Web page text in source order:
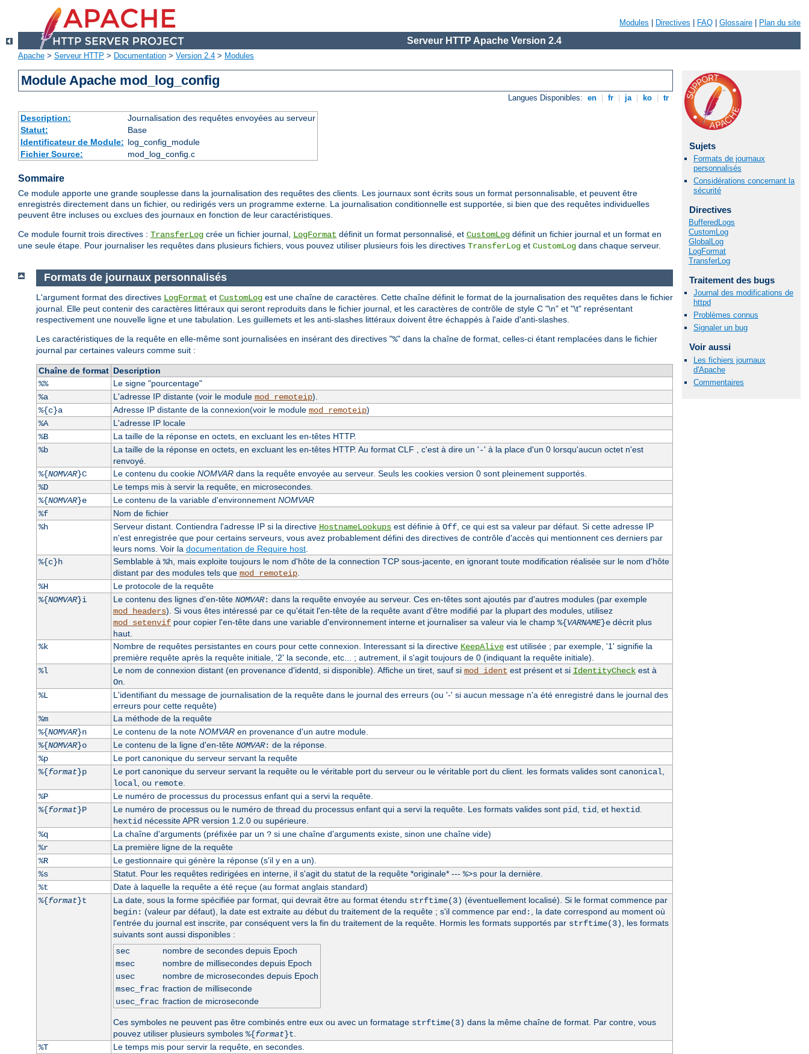
Modules Directives FAQ Glossaire Plan du site
Serveur HTTP Apache Version 2.4
Apache > Serveur HTTP > Documentation > Version 2.4 > Modules
Module Apache mod_log_config
Langues Disponibles: en fr ja ko tr
Description:
Journalisation des requêtes envoyées au serveur
Statut:
Base
Identificateur de Module: log_config_module
Fichier Source:
mod_log_config.c
Sommaire
Ce module apporte une grande souplesse dans la journalisation des requêtes des clients. Les journaux sont écrits sous un format personnalisable, et peuvent être
enregistrés directement dans un fichier, ou redirigés vers un programme externe. La journalisation conditionnelle est supportée, si bien que des requêtes individuelles
peuvent être incluses ou exclues des journaux en fonction de leur caractéristiques.
Ce module fournit trois directives : TransferLog crée un fichier journal, LogFormat définit un format personnalisé, et CustomLog définit un fichier journal et un format en
une seule étape. Pour journaliser les requêtes dans plusieurs fichiers, vous pouvez utiliser plusieurs fois les directives TransferLog et CustomLog dans chaque serveur.
Sujets
Formats de journaux
personnalisés
Considérations concernant la
sécurité
Directives
BufferedLogs
CustomLog
GlobalLog
LogFormat
TransferLog
Traitement des bugs
Journal des modifications de
httpd
Problèmes connus
Signaler un bug
Voir aussi
Les fichiers journaux
d'Apache
Commentaires
Formats de journaux personnalisés
L'argument format des directives LogFormat et CustomLog est une chaîne de caractères. Cette chaîne définit le format de la journalisation des requêtes dans le fichier
journal. Elle peut contenir des caractères littéraux qui seront reproduits dans le fichier journal, et les caractères de contrôle de style C "\n" et "\t" représentant
respectivement une nouvelle ligne et une tabulation. Les guillemets et les anti-slashes littéraux doivent être échappés à l'aide d'anti-slashes.
Les caractéristiques de la requête en elle-même sont journalisées en insérant des directives "%" dans la chaîne de format, celles-ci étant remplacées dans le fichier
journal par certaines valeurs comme suit :
Chaîne de format Description
%%
Le signe "pourcentage"
%a
L'adresse IP distante (voir le module mod_remoteip).
%{c}a
Adresse IP distante de la connexion(voir le module mod_remoteip)
%A
L'adresse IP locale
%B
La taille de la réponse en octets, en excluant les en-têtes HTTP.
%b
La taille de la réponse en octets, en excluant les en-têtes HTTP. Au format CLF , c'est à dire un '-' à la place d'un 0 lorsqu'aucun octet n'est
renvoyé.
%{NOMVAR}C Le contenu du cookie NOMVARdans la requête envoyée au serveur. Seuls les cookies version 0 sont pleinement supportés.
%D
Le temps mis à servir la requête, en microsecondes.
%{NOMVAR}e Le contenu de la variable d'environnement NOMVAR
%f
Nom de fichier
%h
Serveur distant. Contiendra l'adresse IP si la directive HostnameLookupsest définie à Off, ce qui est sa valeur par défaut. Si cette adresse IP
n'est enregistrée que pour certains serveurs, vous avez probablement défini des directives de contrôle d'accès qui mentionnent ces derniers par
leurs noms. Voir la documentation de Require host.
%{c}h
Semblable à %h, mais exploite toujours le nom d'hôte de la connection TCP sous-jacente, en ignorant toute modification réalisée sur le nom d'hôte
distant par des modules tels que mod_remoteip.
%H
Le protocole de la requête
%{NOMVAR}i Le contenu des lignes d'en-tête NOMVAR: dans la requête envoyée au serveur. Ces en-têtes sont ajoutés par d'autres modules (par exemple
mod_headers). Si vous êtes intéressé par ce qu'était l'en-tête de la requête avant d'être modifié par la plupart des modules, utilisez
mod_setenvifpour copier l'en-tête dans une variable d'environnement interne et journaliser sa valeur via le champ %{VARNAME}edécrit plus
haut.
%k
Nombre de requêtes persistantes en cours pour cette connexion. Interessant si la directive KeepAliveest utilisée ; par exemple, '1' signifie la
première requête après la requête initiale, '2' la seconde, etc... ; autrement, il s'agit toujours de 0 (indiquant la requête initiale).
%l
Le nom de connexion distant (en provenance d'identd, si disponible). Affiche un tiret, sauf si mod_ident est présent et si IdentityCheckest à
On.
%L
L'identifiant du message de journalisation de la requête dans le journal des erreurs (ou '-' si aucun message n'a été enregistré dans le journal des
erreurs pour cette requête)
%m
La méthode de la requête
%{NOMVAR}n Le contenu de la note NOMVARen provenance d'un autre module.
%{NOMVAR}o Le contenu de la ligne d'en-tête NOMVAR: de la réponse.
%p
Le port canonique du serveur servant la requête
%{format}p Le port canonique du serveur servant la requête ou le véritable port du serveur ou le véritable port du client. les formats valides sont canonical
local , ou remote.
%P
Le numéro de processus du processus enfant qui a servi la requête.
%{format}P Le numéro de processus ou le numéro de thread du processus enfant qui a servi la requête. Les formats valides sont pid, tid, et hextid.
hextidnécessite APR version 1.2.0 ou supérieure.
%q
La chaîne d'arguments (préfixée par un ?si une chaîne d'arguments existe, sinon une chaîne vide)
%r
La première ligne de la requête
%R
Le gestionnaire qui génère la réponse (s'il y en a un).
%s
Statut. Pour les requêtes redirigées en interne, il s'agit du statut de la requête *originale* --- %>spour la dernière.
%t
Date à laquelle la requête a été reçue (au format anglais standard)
%{format}t La date, sous la forme spécifiée par format, qui devrait être au format étendu strftime(3) (éventuellement localisé). Si le format commence par
begin: (valeur par défaut), la date est extraite au début du traitement de la requête ; s'il commence par end:
, la date correspond au moment où
l'entrée du journal est inscrite, par conséquent vers la fin du traitement de la requête. Hormis les formats supportés par strftime(3)
, les formats
suivants sont aussi disponibles :
sec
nombre de secondes depuis Epoch
msec
nombre de millisecondes depuis Epoch
usec
nombre de microsecondes depuis Epoch
msec_frac fraction de milliseconde
usec_frac fraction de microseconde
Ces symboles ne peuvent pas être combinés entre eux ou avec un formatage strftime(3) dans la même chaîne de format. Par contre, vous
pouvez utiliser plusieurs symboles %{format}t
%T
Le temps mis pour servir la requête, en secondes.